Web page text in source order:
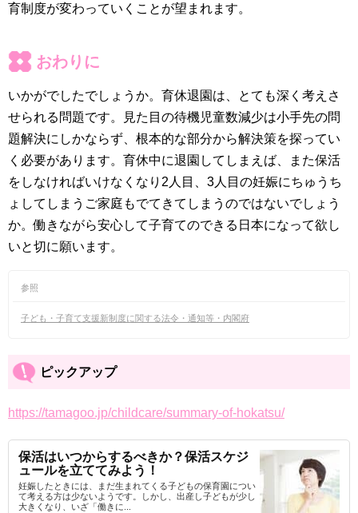
育制度が変わっていくことが望まれます。
おわりに
いかがでしたでしょうか。育休退園は、とても深く考えさ
せられる問題です。見た目の待機児童数減少は小手先の問
題解決にしかならず、根本的な部分から解決策を探ってい
く必要があります。育休中に退園してしまえば、また保活
をしなければいけなくなり2人目、3人目の妊娠にちゅうち
ょしてしまうご家庭もでてきてしまうのではないでしょう
か。働きながら安心して子育てのできる日本になって欲し
いと切に願います。
参照
子ども・子育て支援新制度に関する法令・通知等・内閣府
ピックアップ
https://tamagoo.jp/childcare/summary-of-hokatsu/
保活はいつからするべきか？保活スケジ
ュールを立ててみよう！
妊娠したときには、まだ生まれてくる子どもの保育園につい
て考える方は少ないようです。しかし、出産し子どもが少し
大きくなり、いざ「働きに...